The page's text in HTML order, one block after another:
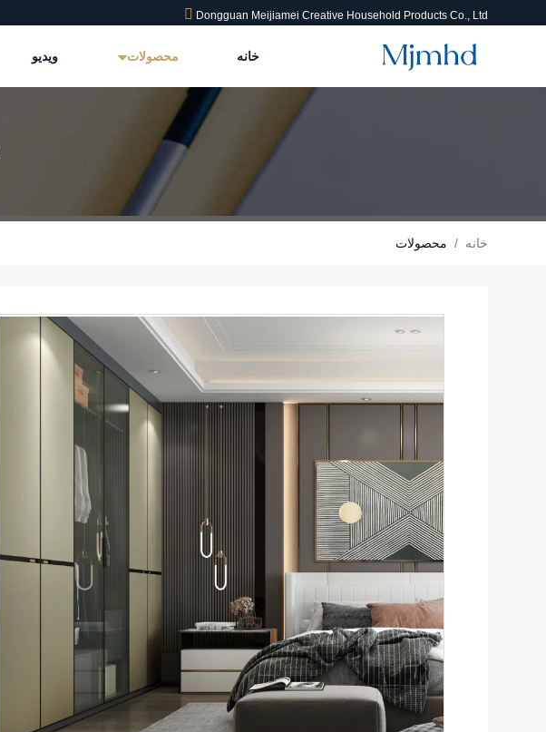
Dongguan Meijiamei Creative Household Products Co., Ltd
خانه محصولات ویدیو
خانه / محصولات